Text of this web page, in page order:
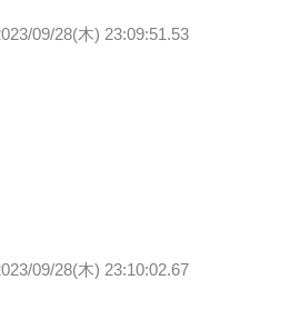
09/28(木) 23:09:51.53
09/28(木) 23:10:02.67